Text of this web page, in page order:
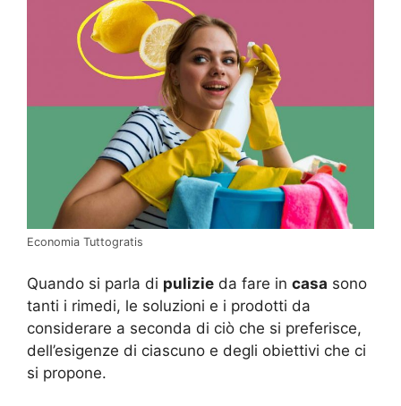
Economia Tuttogratis
Quando si parla di pulizie da fare in casa sono
tanti i rimedi, le soluzioni e i prodotti da
considerare a seconda di ciò che si preferisce,
dell’esigenze di ciascuno e degli obiettivi che ci
si propone.